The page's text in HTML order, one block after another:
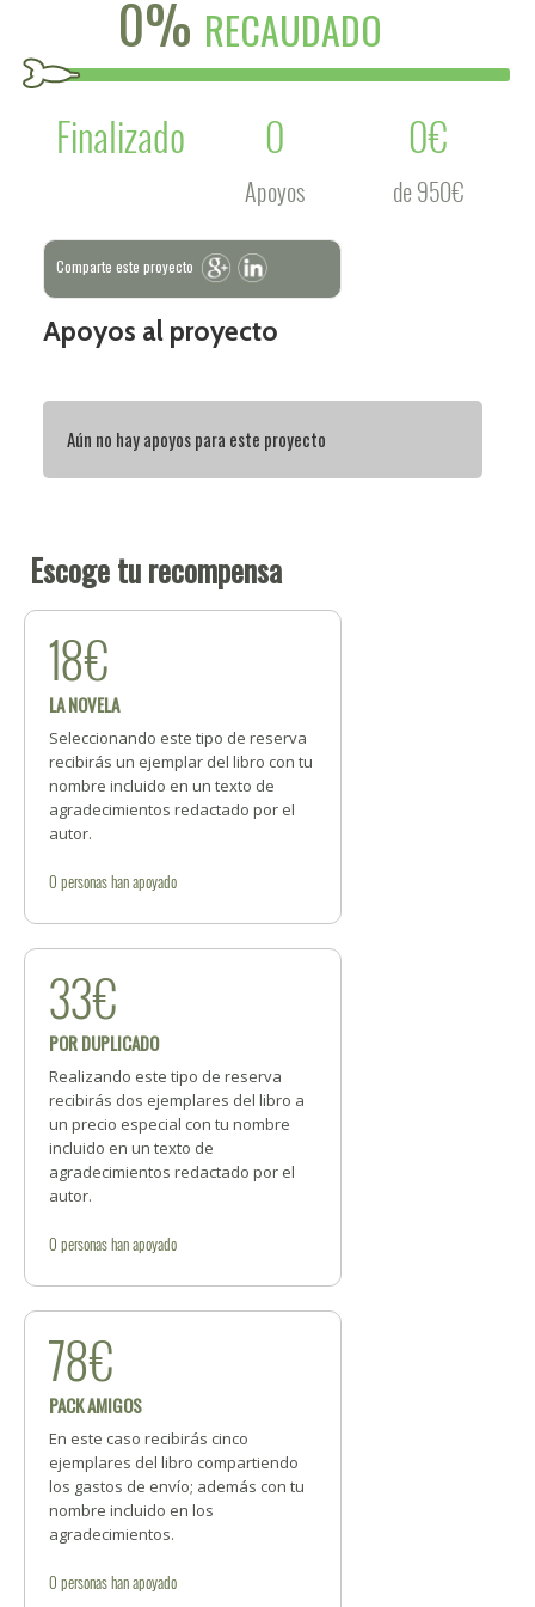
0% RECAUDADO
Finalizado
0
Apoyos
0€
de 950€
Comparte este proyecto
Apoyos al proyecto
Aún no hay apoyos para este proyecto
Escoge tu recompensa
18€
LA NOVELA
Seleccionando este tipo de reserva
recibirás un ejemplar del libro con tu
nombre incluido en un texto de
agradecimientos redactado por el
autor.
0 personashan apoyado
33€
POR DUPLICADO
Realizando este tipo de reserva
recibirás dos ejemplares del libro a
un precio especial con tu nombre
incluido en un texto de
agradecimientos redactado por el
autor.
0 personashan apoyado
78€
PACK AMIGOS
En este caso recibirás cinco
ejemplares del libro compartiendo
los gastos de envío; además con tu
nombre incluido en los
agradecimientos.
0 personashan apoyado